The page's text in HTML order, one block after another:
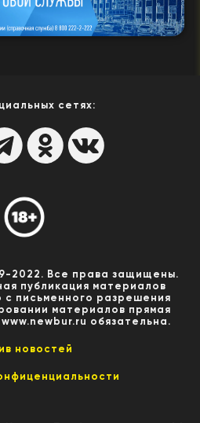
сетях:
2022. Все права защищены.
публикация материалов
с письменного разрешения
материалов прямая
обязательна.
новостей